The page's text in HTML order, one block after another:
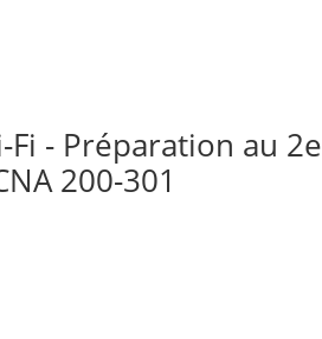
- Préparation au 2e
200-301